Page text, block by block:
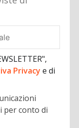
Privacye di
per conto di